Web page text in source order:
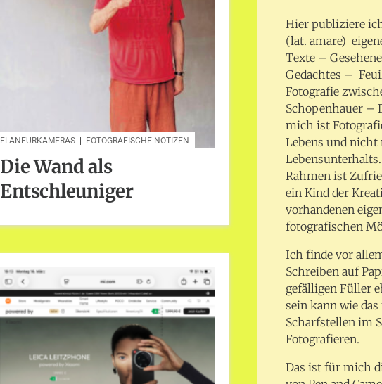
FLANEURKAMERAS | FOTOGRAFISCHE NOTIZEN
Die Wand als
Entschleuniger
Hier publiziere
(lat. amare)
Texte –
Gedachtes –
Fotografie
Schopenhauer –
mich ist
Lebens und nicht
Rahmen ist
ein Kind der
vorhandenen
fotografischen
Ich finde vor
Schreiben auf
gefälligen Füller
sein kann wie
Scharfstellen im
Fotografieren.
Das ist für mich